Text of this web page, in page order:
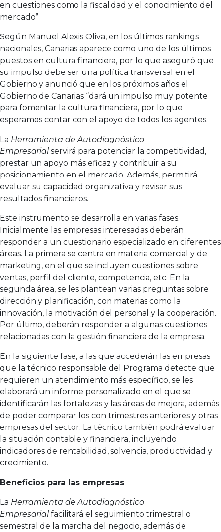
en cuestiones como la fiscalidad y el conocimiento del
mercado”
Según Manuel Alexis Oliva, en los últimos rankings
nacionales, Canarias aparece como uno de los últimos
puestos en cultura financiera, por lo que aseguró que
su impulso debe ser una política transversal en el
Gobierno y anunció que en los próximos años el
Gobierno de Canarias “dará un impulso muy potente
para fomentar la cultura financiera, por lo que
esperamos contar con el apoyo de todos los agentes.
La Herramienta de Autodiagnóstico
Empresarialservirá para potenciar la competitividad,
prestar un apoyo más eficaz y contribuir a su
posicionamiento en el mercado. Además, permitirá
evaluar su capacidad organizativa y revisar sus
resultados financieros.
Este instrumento se desarrolla en varias fases.
Inicialmente las empresas interesadas deberán
responder a un cuestionario especializado en diferentes
áreas. La primera se centra en materia comercial y de
marketing, en el que se incluyen cuestiones sobre
ventas, perfil del cliente, competencia, etc. En la
segunda área, se les plantean varias preguntas sobre
dirección y planificación, con materias como la
innovación, la motivación del personal y la cooperación.
Por último, deberán responder a algunas cuestiones
relacionadas con la gestión financiera de la empresa.
En la siguiente fase, a las que accederán las empresas
que la técnico responsable del Programa detecte que
requieren un atendimiento más específico, se les
elaborará un informe personalizado en el que se
identificarán las fortalezas y las áreas de mejora, además
de poder comparar los con trimestres anteriores y otras
empresas del sector. La técnico también podrá evaluar
la situación contable y financiera, incluyendo
indicadores de rentabilidad, solvencia, productividad y
crecimiento.
Beneficios para las empresas
La Herramienta de Autodiagnóstico
Empresarialfacilitará el seguimiento trimestral o
semestral de la marcha del negocio, además de